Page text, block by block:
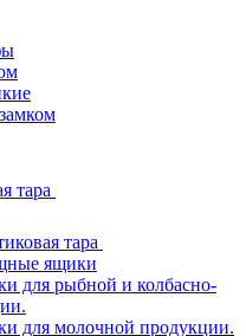
тара
тара
ящики
для рыбной и колбасно-
для молочной продукции.